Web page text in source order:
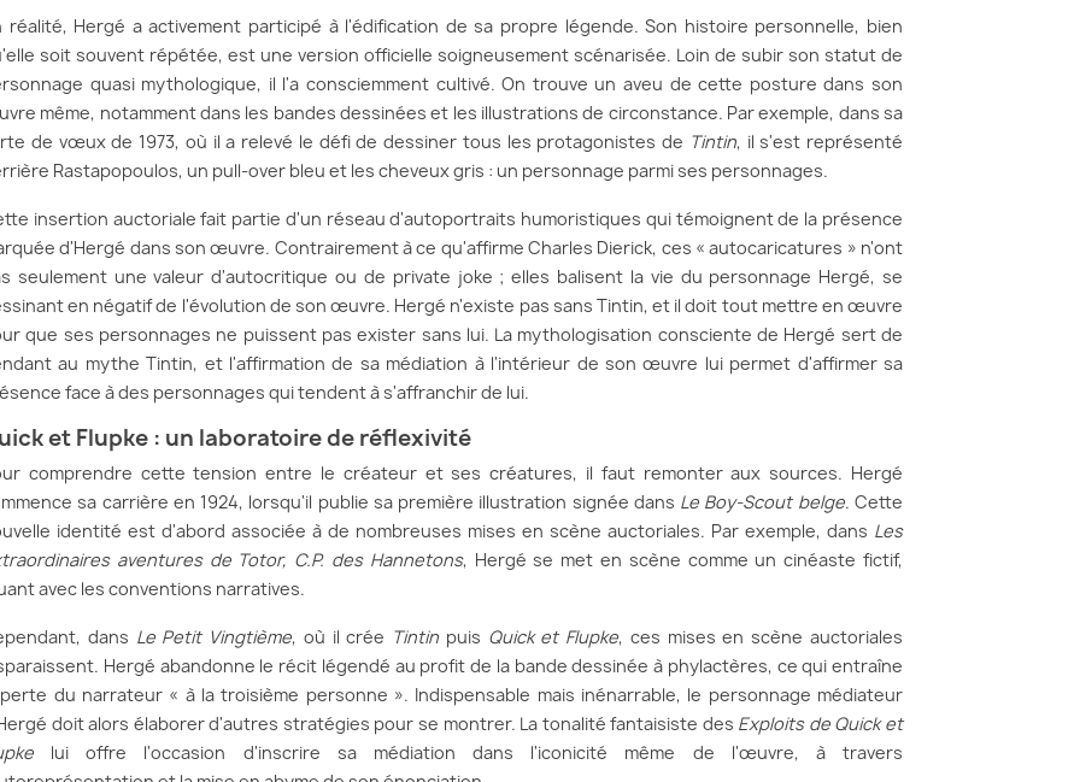
réalité, Hergé a activement participé à l'édification de sa propre légende. Son histoire personnelle, bien
soit souvent répétée, est une version officielle soigneusement scénarisée. Loin de subir son statut de
quasi mythologique, il l'a consciemment cultivé. On trouve un aveu de cette posture dans son
même, notamment dans les bandes dessinées et les illustrations de circonstance. Par exemple, dans sa
de vœux de 1973, où il a relevé le défi de dessiner tous les protagonistes de Tintin, il s'est représenté
Rastapopoulos, un pull-over bleu et les cheveux gris : un personnage parmi ses personnages.
insertion auctoriale fait partie d'un réseau d'autoportraits humoristiques qui témoignent de la présence
d'Hergé dans son œuvre. Contrairement à ce qu'affirme Charles Dierick, ces « autocaricatures » n'ont
seulement une valeur d'autocritique ou de private joke ; elles balisent la vie du personnage Hergé, se
en négatif de l'évolution de son œuvre. Hergé n'existe pas sans Tintin, et il doit tout mettre en œuvre
que ses personnages ne puissent pas exister sans lui. La mythologisation consciente de Hergé sert de
au mythe Tintin, et l'affirmation de sa médiation à l'intérieur de son œuvre lui permet d'affirmer sa
face à des personnages qui tendent à s'affranchir de lui.
et Flupke : un laboratoire de réflexivité
comprendre cette tension entre le créateur et ses créatures, il faut remonter aux sources. Hergé
sa carrière en 1924, lorsqu'il publie sa première illustration signée dans Le Boy-Scout belge. Cette
identité est d'abord associée à de nombreuses mises en scène auctoriales. Par exemple, dans Les
aventures de Totor, C.P. des Hannetons, Hergé se met en scène comme un cinéaste fictif,
avec les conventions narratives.
dans Le Petit Vingtième, où il crée Tintin puis Quick et Flupke, ces mises en scène auctoriales
Hergé abandonne le récit légendé au profit de la bande dessinée à phylactères, ce qui entraîne
du narrateur « à la troisième personne ». Indispensable mais inénarrable, le personnage médiateur
doit alors élaborer d'autres stratégies pour se montrer. La tonalité fantaisiste des Exploits de Quick et
lui offre l'occasion d'inscrire sa médiation dans l'iconicité même de l'œuvre, à travers